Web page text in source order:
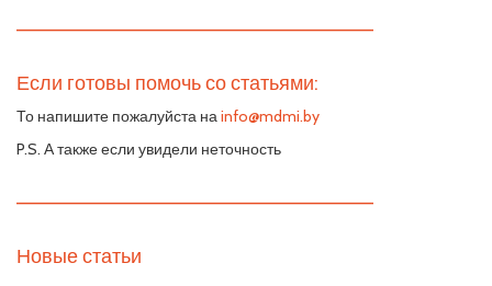
—————————————————————————
Если готовы помочь со статьями:
То напишите пожалуйста наinfo@mdmi.by
P.S. А также если увидели неточность
—————————————————————————
Новые статьи